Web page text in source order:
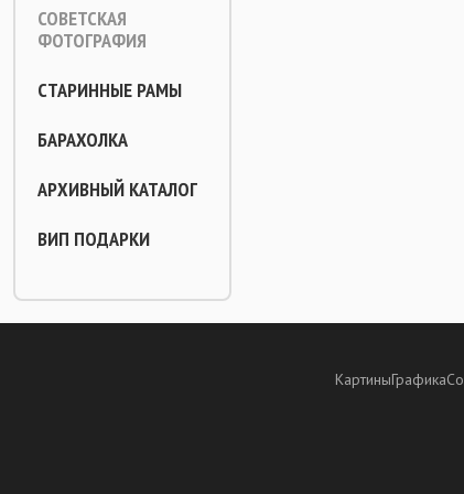
СОВЕТСКАЯ
ФОТОГРАФИЯ
СТАРИННЫЕ РАМЫ
БАРАХОЛКА
АРХИВНЫЙ КАТАЛОГ
ВИП ПОДАРКИ
КартиныГрафика